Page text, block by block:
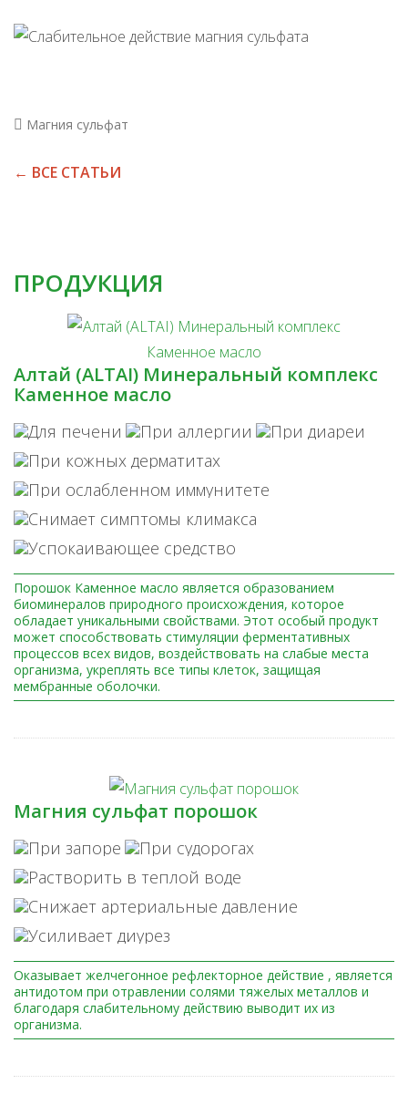
Магния сульфат
← ВСЕ СТАТЬИ
ПРОДУКЦИЯ
Алтай (ALTAI) Минеральный комплекс
Каменное масло
Порошок Каменное масло является образованием
биоминералов природного происхождения, которое
обладает уникальными свойствами. Этот особый продукт
может способствовать стимуляции ферментативных
процессов всех видов, воздействовать на слабые места
организма, укреплять все типы клеток, защищая
мембранные оболочки.
Магния сульфат порошок
Оказывает желчегонное рефлекторное действие , является
антидотом при отравлении солями тяжелых металлов и
благодаря слабительному действию выводит их из
организма.